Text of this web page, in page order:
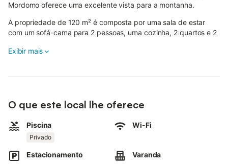
Mordomo oferece uma excelente vista para a montanha.
A propriedade de 120 m² é composta por uma sala de estar
com um sofá-cama para 2 pessoas, uma cozinha, 2 quartos e 2
Este aluguer de férias oferece uma piscina privada, jardim,
hóspedes desfrutarem.
Nas proximidades, os hóspedes podem desfrutar dos
miradouros sob o Vale do Lima, da Cascata do Rio Cabrão, do
Baloiço de Penouços, da Floresta Encantada de Miranda, da
Exibir mais
O que este local lhe oferece
Piscina
Privado
Wi-Fi
Estacionamento Varanda